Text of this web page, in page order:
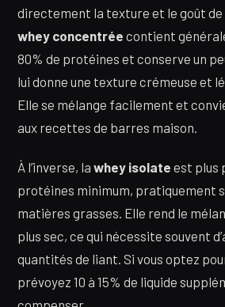
directement la texture et le goût de
whey concentrée contient
80% de protéines et conserve un
lui donne une texture crémeuse et
Elle se mélange facilement et
aux recettes de barres maison.
À l’inverse, la whey isolate est plus
protéines minimum, pratiquement
matières grasses. Elle rend le
plus sec, ce qui nécessite souvent
quantités de liant. Si vous optez
prévoyez 10 à 15% de liquide